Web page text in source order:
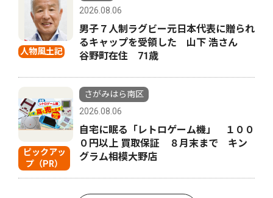
人物風土記
2026.08.06
男子７人制ラグビー元日本代表に贈られ
るキャップを受領した 山下 浩さん
谷野町在住 71歳
ピックアッ
プ（PR）
さがみはら南区
2026.08.06
自宅に眠る「レトロゲーム機」 １００
０円以上 買取保証 ８月末まで キン
グラム相模大野店